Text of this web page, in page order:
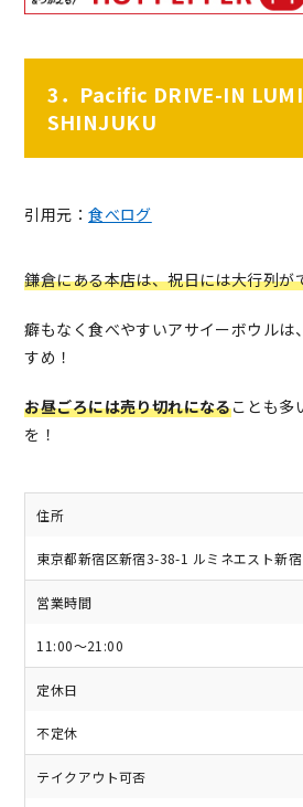
3．Pacific DRIVE-IN
SHINJUKU
引用元：食べログ
鎌倉にある本店は、祝日には大行列が
癖もなく食べやすいアサイーボウルは
すめ！
お昼ごろには売り切れになることも多
を！
住所
東京都新宿区新宿3-38-1 ルミネエスト新
営業時間
11:00～21:00
定休日
不定休
テイクアウト可否